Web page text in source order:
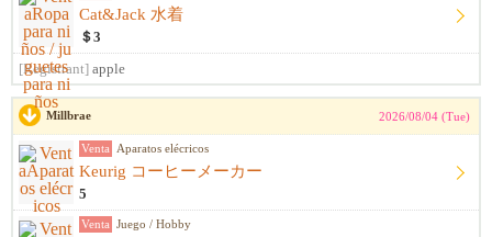
Cat&Jack 水着
＄3
[Registrant] apple
Millbrae 2026/08/04 (Tue)
Venta Aparatos elécricos
Keurig コーヒーメーカー
5
Venta Juego / Hobby